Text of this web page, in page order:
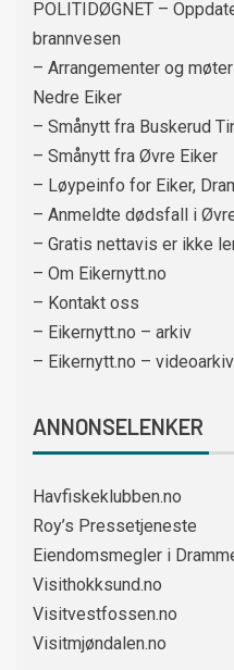
POLITIDØGNET –
brannvesen
– Arrangementer og
Nedre Eiker
– Smånytt fra Buskerud
– Smånytt fra Øvre Eiker
– Løypeinfo for Eiker,
– Anmeldte dødsfall i
– Gratis nettavis er ikke
– Om Eikernytt.no
– Kontakt oss
– Eikernytt.no – arkiv
– Eikernytt.no – videoarkiv
ANNONSELENKER
Havfiskeklubben.no
Roy’s Pressetjeneste
Eiendomsmegler i
Visithokksund.no
Visitvestfossen.no
Visitmjøndalen.no